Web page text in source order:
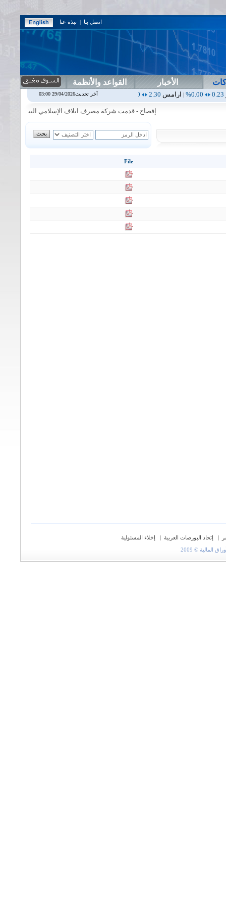
اتصل بنا | نبذة عنا
الأخبار القواعد والأنظمة
|ارامس2.30
|اربيل 0.00 اس بنك0.00
0.00%
إفصاح - قدمت شركة مصرف ايلاف الإسلامي البيانات المالية
File
| إتحاد البورصات العربية |
إخلاء المسئولية
© 2009